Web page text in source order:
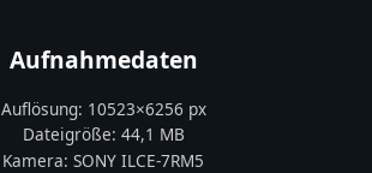
Aufnahmedaten
Auflösung: 10523×6256 px
Dateigröße: 44,1 MB
Kamera: SONY ILCE-7RM5